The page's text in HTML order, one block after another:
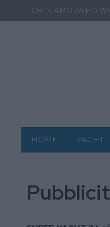
CHI SIAMO (WHO
HOME YACHT